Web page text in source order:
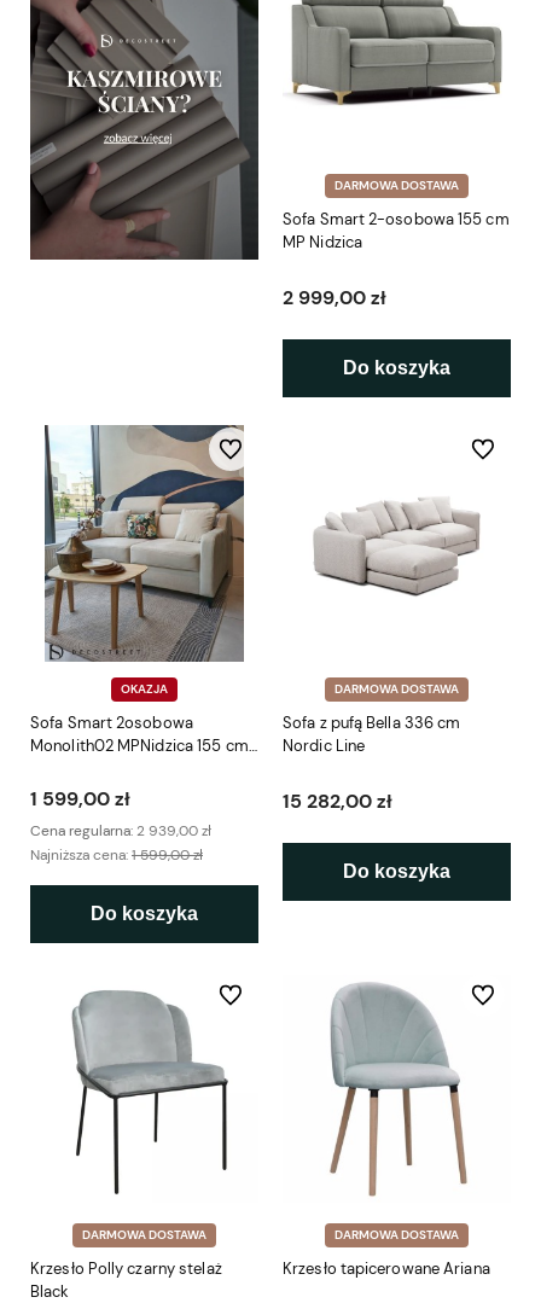
DARMOWA DOSTAWA
Sofa Smart 2-osobowa 155 cm
MP Nidzica
2 999,00 zł
Do koszyka
OKAZJA
Sofa Smart 2osobowa
Monolith02 MPNidzica 155 cm
1 599,00 zł
Cena regularna:2 939,00 zł
Najniższa cena:1 599,00 zł
Do koszyka
Do ulubionych
DARMOWA DOSTAWA
Sofa z pufą Bella 336 cm
Nordic Line
15 282,00 zł
Do koszyka
Do
DARMOWA DOSTAWA
Krzesło Polly czarny stelaż
Black
Do ulubionych
DARMOWA DOSTAWA
Krzesło tapicerowane Ariana
Do